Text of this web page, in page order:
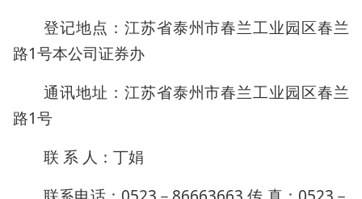
登记地点：江苏省泰州市春兰工业园区春兰
路1号本公司证券办
通讯地址：江苏省泰州市春兰工业园区春兰
路1号
联 系 人：丁娟